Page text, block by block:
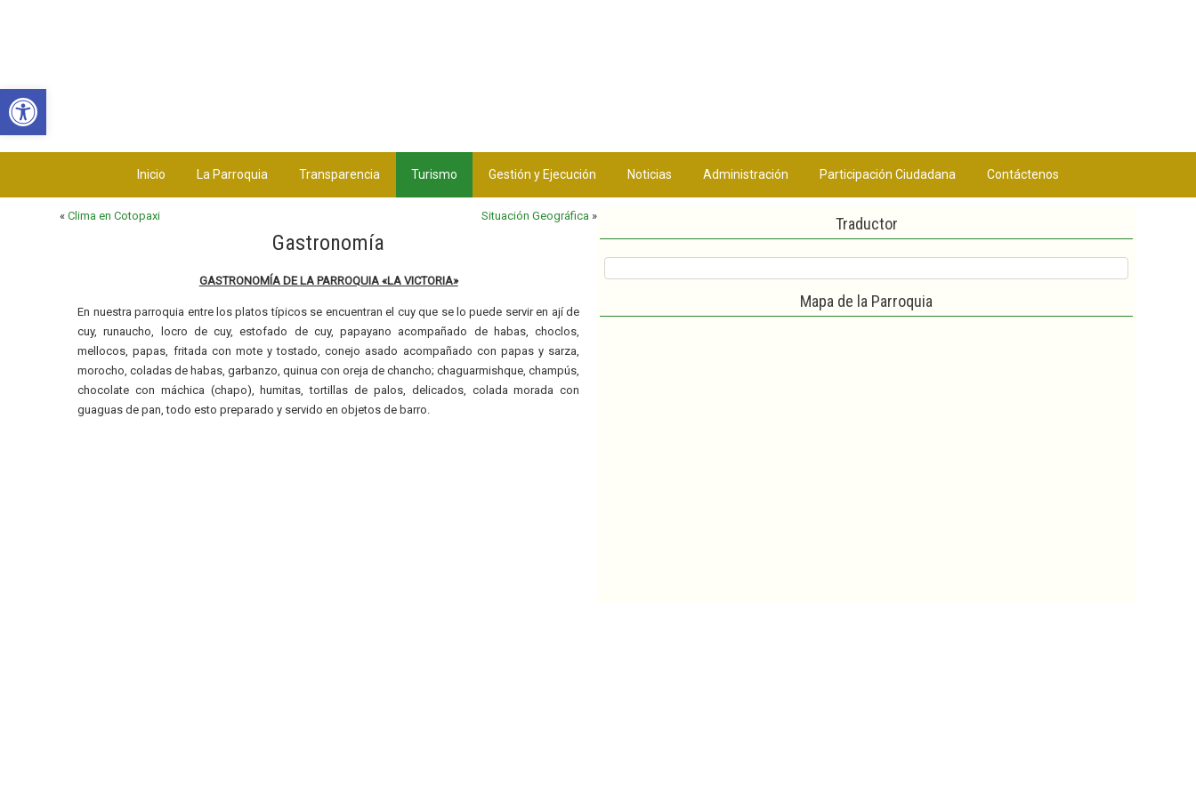
Inicio La Parroquia Transparencia Turismo Gestión y Ejecución Noticias Administración Participación Ciudadana Contáctenos
«Clima en Cotopaxi Situación Geográfica »
Gastronomía
GASTRONOMÍA DE LA PARROQUIA «LA VICTORIA»
En nuestra parroquia entre los platos típicos se encuentran el cuy que se lo puede servir en ají de
cuy, runaucho, locro de cuy, estofado de cuy, papayano acompañado de habas, choclos,
mellocos, papas, fritada con mote y tostado, conejo asado acompañado con papas y sarza,
morocho, coladas de habas, garbanzo, quinua con oreja de chancho; chaguarmishque, champús,
chocolate con máchica (chapo), humitas, tortillas de palos, delicados, colada morada con
guaguas de pan, todo esto preparado y servido en objetos de barro.
Traductor
Mapa de la Parroquia
Abrir barra de herramientas